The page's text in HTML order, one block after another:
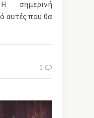
σημερινή
αυτές που θα
0